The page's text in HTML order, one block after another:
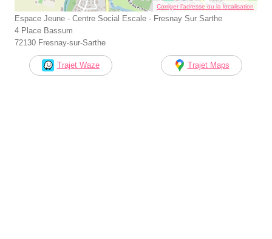
Corriger l’adresse ou la localisation
Espace Jeune - Centre Social Escale - Fresnay Sur Sarthe
4 Place Bassum
72130 Fresnay-sur-Sarthe
Trajet Waze Trajet Maps